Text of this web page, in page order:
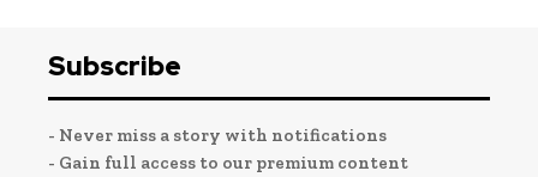
Subscribe
- Never miss a story with notifications
- Gain full access to our premium content